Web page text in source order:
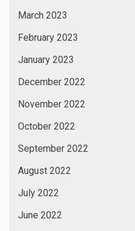
March 2023
February 2023
January 2023
December 2022
November 2022
October 2022
September 2022
August 2022
July 2022
June 2022